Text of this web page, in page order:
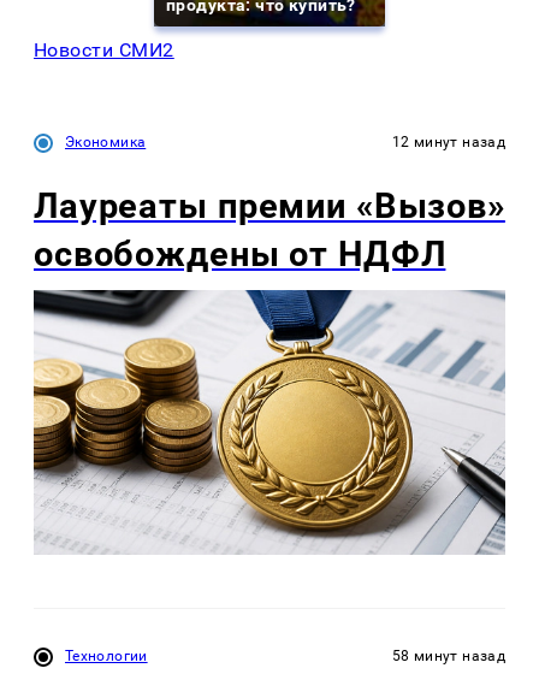
продукта: что купить?
Новости СМИ2
Экономика 12 минут назад
Лауреаты премии «Вызов»
освобождены от НДФЛ
Технологии 58 минут назад